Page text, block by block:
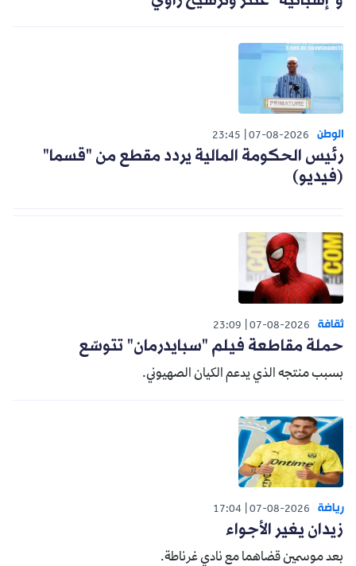
الوطن 07-08-2026
23:45
رئيس الحكومة المالية يردد مقطع من "قسما"
(فيديو)
ثقافة 07-08-2026
23:09
حملة مقاطعة فيلم "سبايدرمان" تتوسّع
بسبب منتجه الذي يدعم الكيان الصهيوني.
رياضة 07-08-2026
17:04
زيدان يغير الأجواء
بعد موسمين قضاهما مع نادي غرناطة.